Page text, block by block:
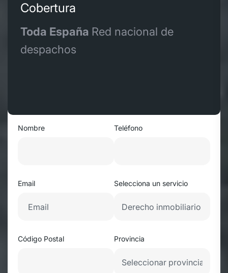
Cobertura
Toda España Red nacional de
despachos
Nombre Teléfono
Email Selecciona un servicio
Código Postal Provincia